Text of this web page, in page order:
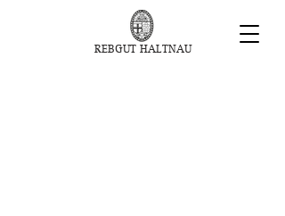
REBGUT HALTNAU